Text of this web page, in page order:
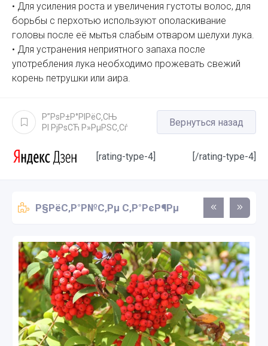
• Для усиления роста и увеличения густоты волос, для
борьбы с перхотью используют ополаскивание
головы после её мытья слабым отваром шелухи лука.
• Для устранения неприятного запаха после
употребления лука необходимо прожевать свежий
корень петрушки или аира.
Р”РѕР±Р°РІРёС‚СЊ
РІ РјРѕСЋ Р»РµРЅС‚Сѓ
Вернуться назад
[rating-type-4] [/rating-type-4]
Р§РёС‚Р°Р№С‚Рµ С‚Р°РєР¶Рµ